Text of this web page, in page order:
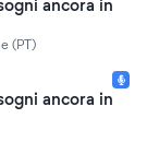
ancora in
(PT)
ancora in